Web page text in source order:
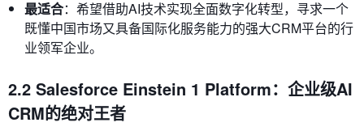
最适合：希望借助AI技术实现全面数字化转型，寻求一个
既懂中国市场又具备国际化服务能力的强大CRM平台的行
业领军企业。
2.2 Salesforce Einstein 1 Platform：企业级AI
CRM的绝对王者